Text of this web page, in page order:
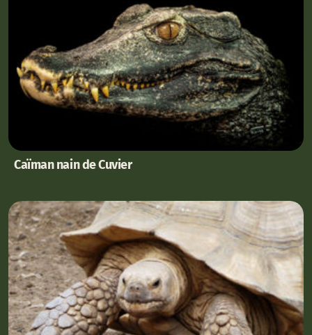
Caïman nain de Cuvier